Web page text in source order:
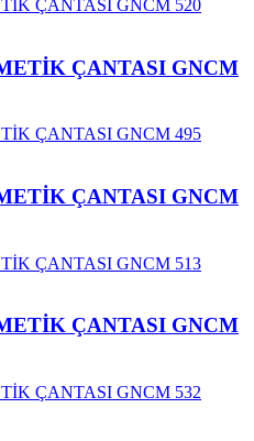
ÇANTASI GNCM
ÇANTASI GNCM
ÇANTASI GNCM